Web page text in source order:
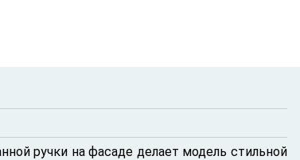
ручки на фасаде делает модель стильной